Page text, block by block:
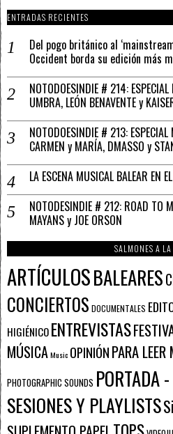
ENTRADAS RECIENTES
Del pogo británico al
Occident borda su edición más
NOTODOESINDIE # 214:
UMBRA, LEÓN BENAVENTE y
NOTODOESINDIE # 213:
CARMEN y MARÍA, DMASSO y
LA ESCENA MUSICAL BALEAR EN
NOTODESINDIE # 212: ROAD TO
MAYANS y JOE ORSON
SALMONES A
ARTÍCULOSBALEARES
CONCIERTOS DOCUMENTALES
HIGIÉNICOENTREVISTAS
MÚSICAMusic OPINIÓNPARA
PHOTOGRAPHIC SOUNDS PORTADA
SESIONES Y PLAYLISTS